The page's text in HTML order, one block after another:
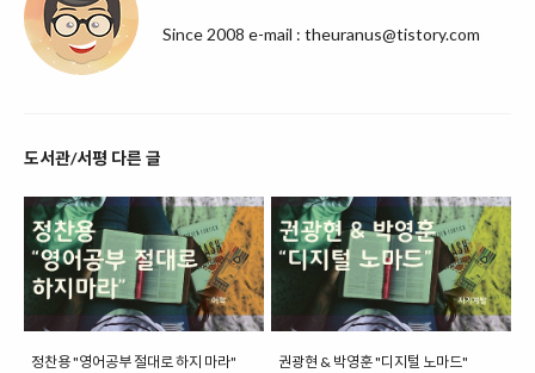
Since 2008 e-mail : theuranus@tistory.com
도서관/서평 다른 글
정찬용 "영어공부 절대로 하지 마라" 권광현 & 박영훈 "디지털 노마드"